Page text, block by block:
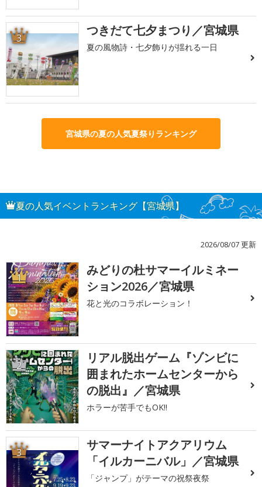
3 つきだて七夕まつり／宮城県
夏の風物詩・七夕飾りが揺れる一日
宮城県の夏の人気夏祭りランキング
夏の人気イベントランキング【宮城県】
2026/08/07 更新
1
みどりの杜サマーイルミネー
ション2026／宮城県
花と光のコラボレーション！
2
リアル脱出ゲーム『ゾンビに
囲まれたホームセンターから
の脱出』／宮城県
ホラーが苦手でもOK!!
3
サマーナイトアクアリウム
「イルカーニバル」／宮城県
「ジャンプ」がテーマの祝祭夜祭